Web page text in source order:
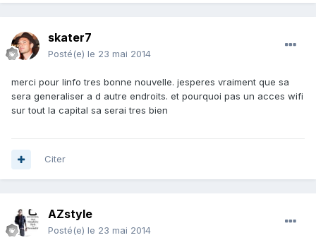
skater7
Posté(e) le 23 mai 2014
merci pour linfo tres bonne nouvelle. jesperes vraiment que sa
sera generaliser a d autre endroits. et pourquoi pas un acces wifi
sur tout la capital sa serai tres bien
Citer
AZstyle
Posté(e) le 23 mai 2014